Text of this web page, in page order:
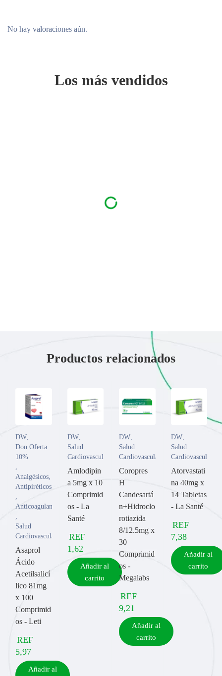
No hay valoraciones aún.
Los más vendidos
Productos relacionados
DW
Don Oferta
10%
Analgésicos
Antipiréticos
Anticoagulantes
Salud
Cardiovascular
Asaprol
Ácido
Acetilsalicí
lico 81mg
x 100
Comprimid
os - Leti
REF
5,97
Añadir al
DW,
Salud
Cardiovascular
Amlodipin
a 5mg x 10
Comprimid
os - La
Santé
REF
1,62
Añadir al
carrito
DW
Salud
Cardiovascular
Coropres
H
Candesartá
n+Hidroclo
rotiazida
8/12.5mg x
30
Comprimid
os -
Megalabs
REF
9,21
Añadir al
carrito
DW,
Salud
Cardiovascular
Atorvastati
na 40mg x
14 Tabletas
- La Santé
REF
7,38
Añadir al
carrito